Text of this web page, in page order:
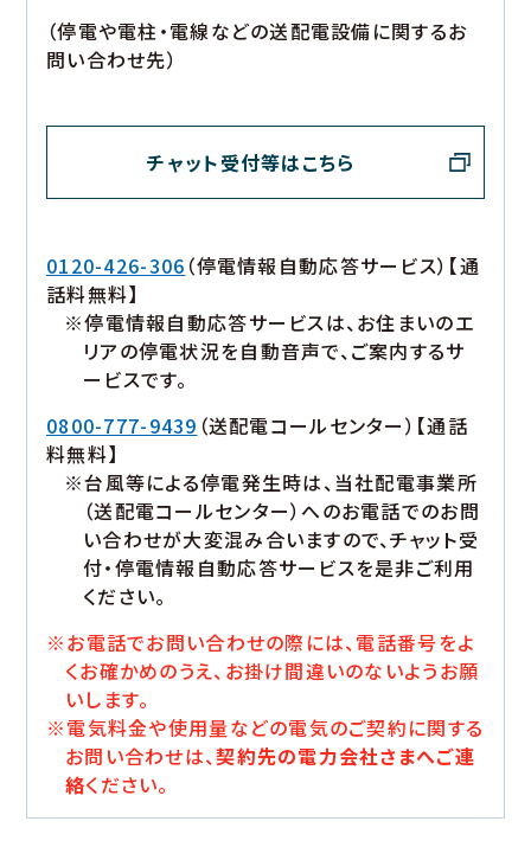
（停電や電柱・電線などの送配電設備に関するお
問い合わせ先）
チャット受付等はこちら
0120-426-306 （停電情報自動応答サービス）【通
話料無料】
※停電情報自動応答サービスは、お住まいのエ
リアの停電状況を自動音声で、ご案内するサ
ービスです。
0800-777-9439 （送配電コールセンター）【通話
料無料】
※台風等による停電発生時は、当社配電事業所
（送配電コールセンター）へのお電話でのお問
い合わせが大変混み合いますので、チャット受
付・停電情報自動応答サービスを是非ご利用
ください。
※お電話でお問い合わせの際には、電話番号をよ
くお確かめのうえ、お掛け間違いのないようお願
いします。
※電気料金や使用量などの電気のご契約に関する
お問い合わせは、契約先の電力会社さまへご連
絡ください。